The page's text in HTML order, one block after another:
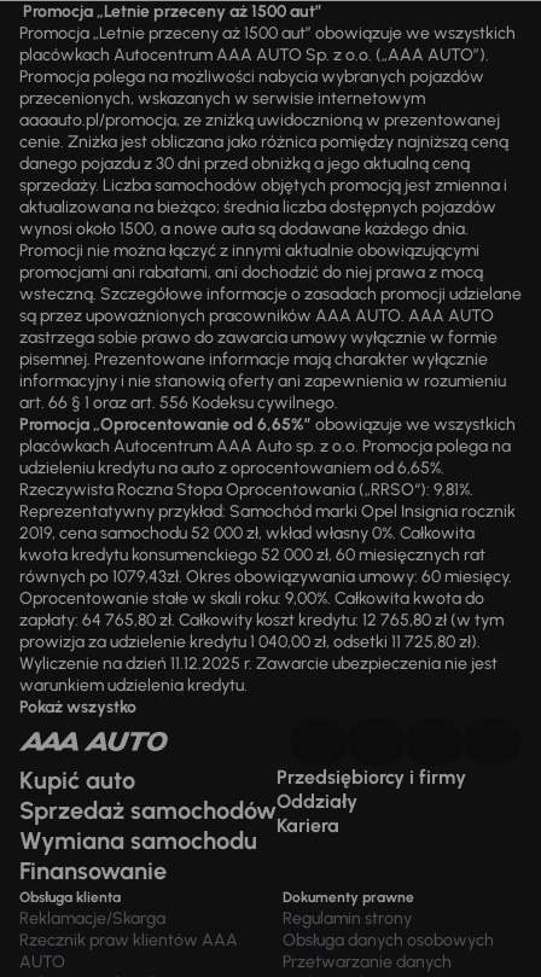
Promocja „Letnie przeceny aż 1500 aut”
Promocja „Letnie przeceny aż 1500 aut” obowiązuje we wszystkich
placówkach Autocentrum AAA AUTO Sp. z o.o. („AAA AUTO”).
Promocja polega na możliwości nabycia wybranych pojazdów
przecenionych, wskazanych w serwisie internetowym
aaaauto.pl/promocja, ze zniżką uwidocznioną w prezentowanej
cenie. Zniżka jest obliczana jako różnica pomiędzy najniższą ceną
danego pojazdu z 30 dni przed obniżką a jego aktualną ceną
sprzedaży. Liczba samochodów objętych promocją jest zmienna i
aktualizowana na bieżąco; średnia liczba dostępnych pojazdów
wynosi około 1500, a nowe auta są dodawane każdego dnia.
Promocji nie można łączyć z innymi aktualnie obowiązującymi
promocjami ani rabatami, ani dochodzić do niej prawa z mocą
wsteczną. Szczegółowe informacje o zasadach promocji udzielane
są przez upoważnionych pracowników AAA AUTO. AAA AUTO
zastrzega sobie prawo do zawarcia umowy wyłącznie w formie
pisemnej. Prezentowane informacje mają charakter wyłącznie
informacyjny i nie stanowią oferty ani zapewnienia w rozumieniu
art. 66 § 1 oraz art. 556 Kodeksu cywilnego.
Promocja „Oprocentowanie od 6,65%” obowiązuje we wszystkich
placówkach Autocentrum AAA Auto sp. z o.o. Promocja polega na
udzieleniu kredytu na auto z oprocentowaniem od 6,65%.
Rzeczywista Roczna Stopa Oprocentowania („RRSO“): 9,81%.
Reprezentatywny przykład: Samochód marki Opel Insignia rocznik
2019, cena samochodu 52 000 zł, wkład własny 0%. Całkowita
kwota kredytu konsumenckiego 52 000 zł, 60 miesięcznych rat
równych po 1079,43zł. Okres obowiązywania umowy: 60 miesięcy.
Oprocentowanie stałe w skali roku: 9,00%. Całkowita kwota do
zapłaty: 64 765,80 zł. Całkowity koszt kredytu: 12 765,80 zł (w tym
prowizja za udzielenie kredytu 1 040,00 zł, odsetki 11 725,80 zł).
Wyliczenie na dzień 11.12.2025 r. Zawarcie ubezpieczenia nie jest
warunkiem udzielenia kredytu.
Pokaż wszystko
Kupić auto
Sprzedaż samochodów
Wymiana samochodu
Finansowanie
Przedsiębiorcy i firmy
Oddziały
Kariera
Obsługa klienta
Reklamacje/Skarga
Rzecznik praw klientów AAA
AUTO
Dokumenty prawne
Regulamin strony
Obsługa danych osobowych
Przetwarzanie danych